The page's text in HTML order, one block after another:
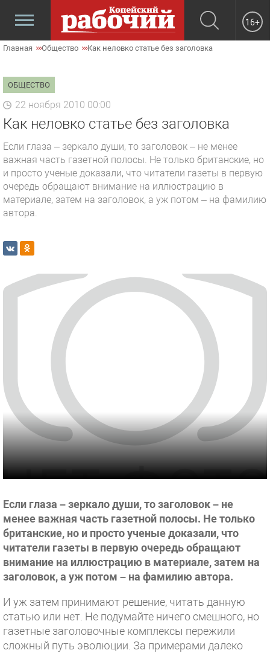
16+
Главная Общество Как неловко статье без заголовка
ОБЩЕСТВО
22 ноября 2010 00:00
Как неловко статье без заголовка
Если глаза – зеркало души, то заголовок – не менее
важная часть газетной полосы. Не только британские, но
и просто ученые доказали, что читатели газеты в первую
очередь обращают внимание на иллюстрацию в
материале, затем на заголовок, а уж потом – на фамилию
автора.
Если глаза – зеркало души, то заголовок – не
менее важная часть газетной полосы. Не только
британские, но и просто ученые доказали, что
читатели газеты в первую очередь обращают
внимание на иллюстрацию в материале, затем на
заголовок, а уж потом – на фамилию автора.
И уж затем принимают решение, читать данную
статью или нет. Не подумайте ничего смешного, но
газетные заголовочные комплексы пережили
сложный путь эволюции. За примерами далеко